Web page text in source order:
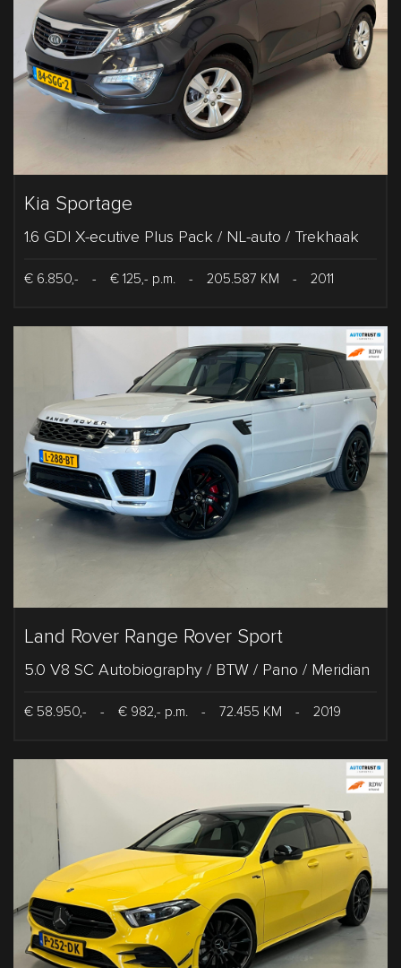
Kia Sportage
1.6 GDI X-ecutive Plus Pack / NL-auto / Trekhaak
€ 6.850,- - € 125,- p.m. - 205.587 KM - 2011
Land Rover Range Rover Sport
5.0 V8 SC Autobiography / BTW / Pano / Meridian
€ 58.950,- - € 982,- p.m. - 72.455 KM - 2019